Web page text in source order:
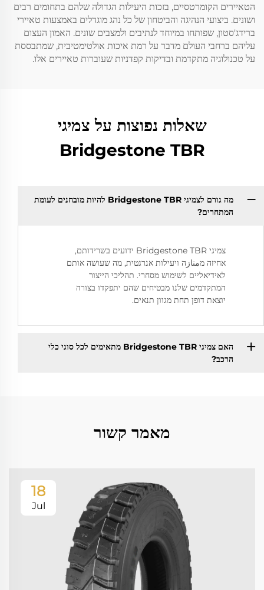
הטאיירים הקומרטסיים, בזכות היעילות הגדולה שלהם בתחומים רבים
ושונים. ביצועי הנהיגה והביטחון של כל נהג מוגדלים באמצעות טאיירי
ברידג'סטון, שפותחו במיוחד לנתיבים ולמצבים שונים. האמון העצום
עליהם ברחבי העולם מדבר על רמת איכות אולטימטיבית, שמתבססת
על טכנולוגיה מתקדמת ובדיקות קפדניות שעוברות טאיירים אלו.
שאלות נפוצות על צמיגי
Bridgestone TBR
מה גורם לצמיגי Bridgestone TBR להיות מובחנים לעומת
המתחרים?
צמיגי Bridgestone TBR ידועים בשרידותם,
אחיזה מمتازה ויעילות אנרגטית, מה שעושה אותם
לאידיאליים לשימוש מסחרי. תהליכי הייצור
המתקדמים שלנו מבטיחים שהם יתפקדו בצורה
יוצאת דופן תחת מגוון תנאים.
האם צמיגי Bridgestone TBR מתאימים לכל סוגי כלי
הרכב?
מאמר קשור
18
Jul